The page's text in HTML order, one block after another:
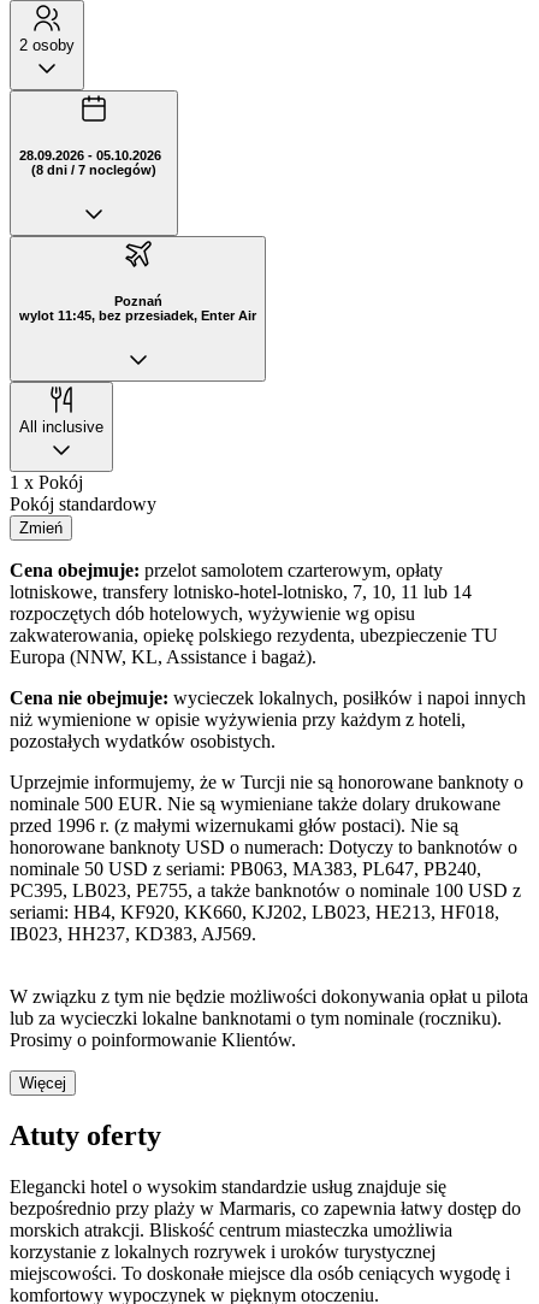
2 osoby
28.09.2026 - 05.10.2026
(8 dni / 7 noclegów)
Poznań
wylot 11:45, bez przesiadek, Enter Air
All inclusive
1 x Pokój
Pokój standardowy
Zmień
Cena obejmuje: przelot samolotem czarterowym, opłaty
lotniskowe, transfery lotnisko-hotel-lotnisko, 7, 10, 11 lub 14
rozpoczętych dób hotelowych, wyżywienie wg opisu
zakwaterowania, opiekę polskiego rezydenta, ubezpieczenie TU
Europa (NNW, KL, Assistance i bagaż).
Cena nie obejmuje: wycieczek lokalnych, posiłków i napoi innych
niż wymienione w opisie wyżywienia przy każdym z hoteli,
pozostałych wydatków osobistych.
Uprzejmie informujemy, że w Turcji nie są honorowane banknoty o
nominale 500 EUR. Nie są wymieniane także dolary drukowane
przed 1996 r. (z małymi wizernukami głów postaci). Nie są
honorowane banknoty USD o numerach: Dotyczy to banknotów o
nominale 50 USD z seriami: PB063, MA383, PL647, PB240,
PC395, LB023, PE755, a także banknotów o nominale 100 USD z
seriami: HB4, KF920, KK660, KJ202, LB023, HE213, HF018,
IB023, HH237, KD383, AJ569.
W związku z tym nie będzie możliwości dokonywania opłat u pilota
lub za wycieczki lokalne banknotami o tym nominale (roczniku).
Prosimy o poinformowanie Klientów.
Więcej
Atuty oferty
Elegancki hotel o wysokim standardzie usług znajduje się
bezpośrednio przy plaży w Marmaris, co zapewnia łatwy dostęp do
morskich atrakcji. Bliskość centrum miasteczka umożliwia
korzystanie z lokalnych rozrywek i uroków turystycznej
miejscowości. To doskonałe miejsce dla osób ceniących wygodę i
komfortowy wypoczynek w pięknym otoczeniu.